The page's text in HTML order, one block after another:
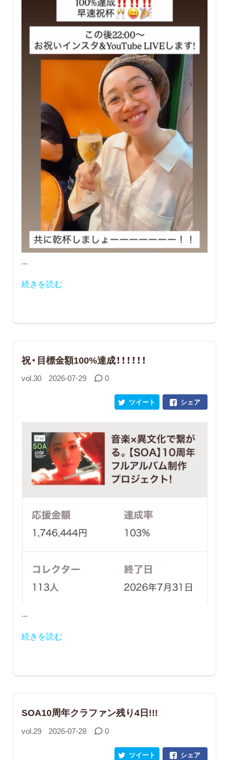
...
続きを読む
祝・目標金額100%達成！！！！！！
vol.30 2026-07-29 0
シェア
ツイート
...
続きを読む
SOA10周年クラファン残り4日!!!
vol.29 2026-07-28 0
シェア
ツイート